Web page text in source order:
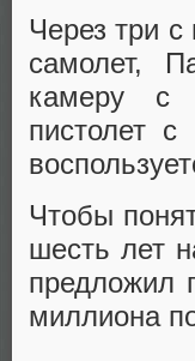
Через три с
самолет,
камеру с
пистолет
Чтобы
шесть лет
предложил
миллиона